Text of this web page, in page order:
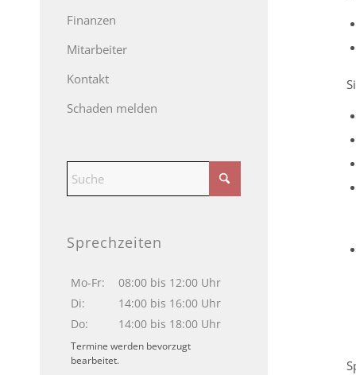
Finanzen
Mitarbeiter
Kontakt
Schaden melden
Sprechzeiten
Mo-Fr:
08:00 bis 12:00 Uhr
Di:
14:00 bis 16:00 Uhr
Do:
14:00 bis 18:00 Uhr
Termine werden bevorzugt
bearbeitet.